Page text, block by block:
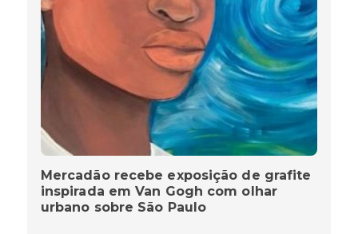
Mercadão recebe exposição de grafite
inspirada em Van Gogh com olhar
urbano sobre São Paulo